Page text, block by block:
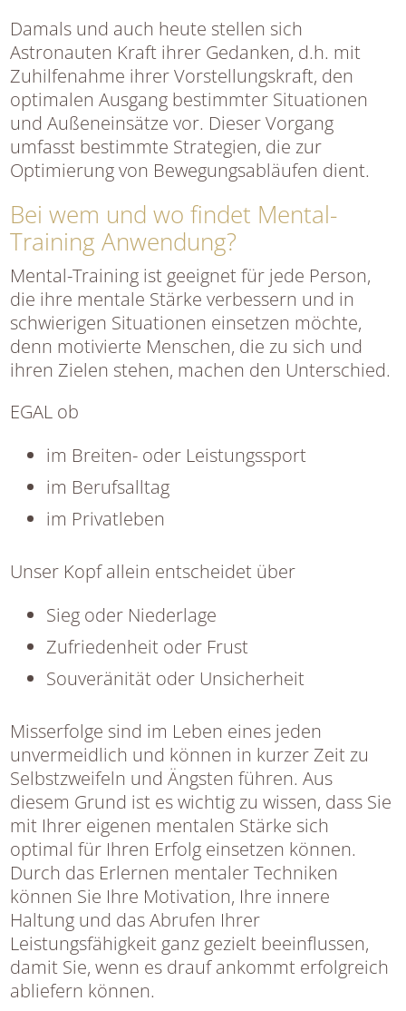
Damals und auch heute stellen sich
Astronauten Kraft ihrer Gedanken, d.h. mit
Zuhilfenahme ihrer Vorstellungskraft, den
optimalen Ausgang bestimmter Situationen
und Außeneinsätze vor. Dieser Vorgang
umfasst bestimmte Strategien, die zur
Optimierung von Bewegungsabläufen dient.
Bei wem und wo findet Mental-
Training Anwendung?
Mental-Training ist geeignet für jede Person,
die ihre mentale Stärke verbessern und in
schwierigen Situationen einsetzen möchte,
denn motivierte Menschen, die zu sich und
ihren Zielen stehen, machen den Unterschied.
EGAL ob
im Breiten- oder Leistungssport
im Berufsalltag
im Privatleben
Unser Kopf allein entscheidet über
Sieg oder Niederlage
Zufriedenheit oder Frust
Souveränität oder Unsicherheit
Misserfolge sind im Leben eines jeden
unvermeidlich und können in kurzer Zeit zu
Selbstzweifeln und Ängsten führen. Aus
diesem Grund ist es wichtig zu wissen, dass Sie
mit Ihrer eigenen mentalen Stärke sich
optimal für Ihren Erfolg einsetzen können.
Durch das Erlernen mentaler Techniken
können Sie Ihre Motivation, Ihre innere
Haltung und das Abrufen Ihrer
Leistungsfähigkeit ganz gezielt beeinflussen,
damit Sie, wenn es drauf ankommt erfolgreich
abliefern können.